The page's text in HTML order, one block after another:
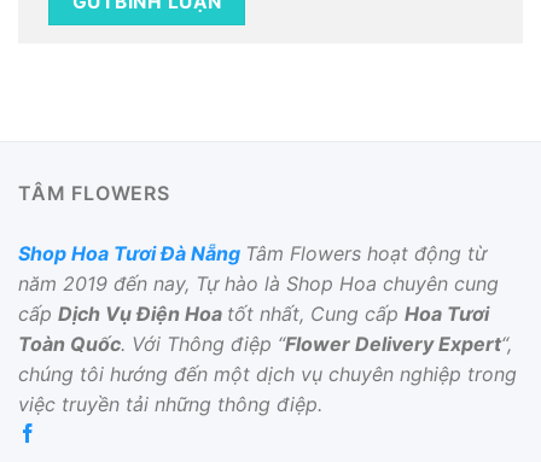
TÂM FLOWERS
Shop Hoa Tươi Đà Nẵng Tâm Flowers hoạt động từ
năm 2019 đến nay, Tự hào là Shop Hoa chuyên cung
cấp Dịch Vụ Điện Hoa tốt nhất, Cung cấp Hoa Tươi
Toàn Quốc. Với Thông điệp “Flower Delivery Expert“,
chúng tôi hướng đến một dịch vụ chuyên nghiệp trong
việc truyền tải những thông điệp.